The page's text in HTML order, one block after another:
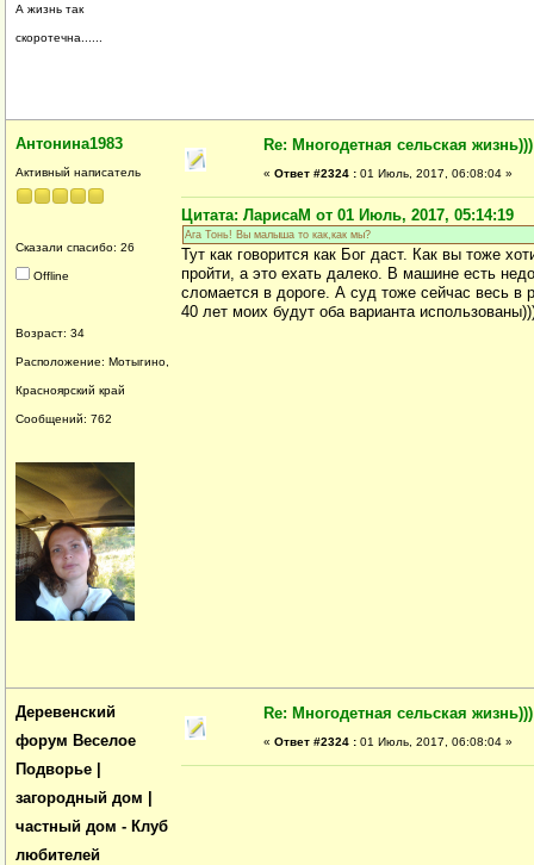
А жизнь так
скоротечна......
Антонина1983
Активный написатель
Сказали спасибо: 26
Offline
Возраст: 34
Расположение: Мотыгино,
Красноярский край
Сообщений: 762
Re: Многодетная сельская жизнь)))
« Ответ #2324 : 01 Июль, 2017, 06:08:04 »
Цитата: ЛарисаМ от 01 Июль, 2017, 05:14:19
Ага Тонь! Вы малыша то как,как мы?
Тут как говорится как Бог даст. Как вы тоже
пройти, а это ехать далеко. В машине есть
сломается в дороге. А суд тоже сейчас весь
40 лет моих будут оба варианта
Деревенский
форум Веселое
Подворье |
загородный дом |
частный дом - Клуб
любителей
Re: Многодетная сельская жизнь)))
« Ответ #2324 : 01 Июль, 2017, 06:08:04 »